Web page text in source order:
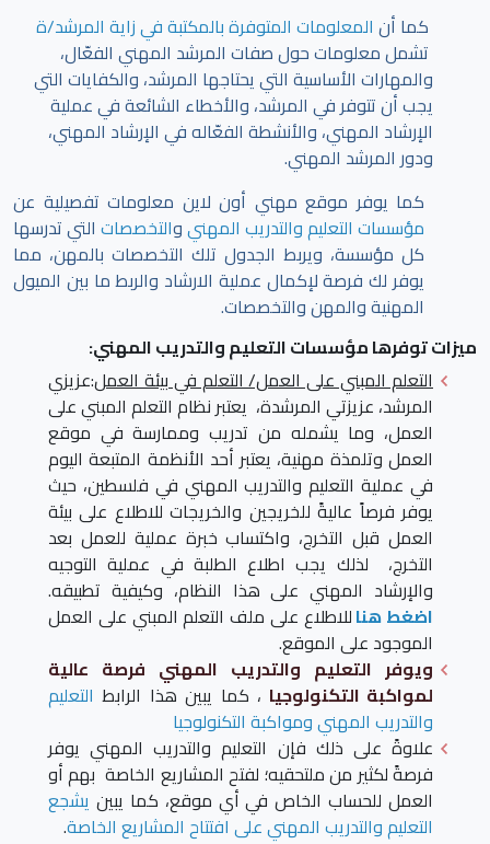
كما أن المعلومات المتوفرة بالمكتبة في زاية المرشد/ة
تشمل معلومات حول صفات المرشد المهني الفعّال،
والمهارات الأساسية التي يحتاجها المرشد، والكفايات التي
يجب أن تتوفر في المرشد، والأخطاء الشائعة في عملية
الإرشاد المهني، والأنشطة الفعّاله في الإرشاد المهني،
ودور المرشد المهني.
كما يوفر موقع مهني أون لاين معلومات تفصيلية عن
مؤسسات التعليم والتدريب المهنيوالتخصصات التي تدرسها
كل مؤسسة، ويربط الجدول تلك التخصصات بالمهن، مما
يوفر لك فرصة لإكمال عملية الارشاد والربط ما بين الميول
المهنية والمهن والتخصصات.
ميزات توفرها مؤسسات التعليم والتدريب المهني:
التعلم المبني على العمل/ التعلم في بيئة العمل:عزيزي
المرشد، عزيزتي المرشدة، يعتبر نظام التعلم المبني على
العمل، وما يشمله من تدريب وممارسة في موقع
العمل وتلمذة مهنية، يعتبر أحد الأنظمة المتبعة اليوم
في عملية التعليم والتدريب المهني في فلسطين، حيث
يوفر فرصاً عاليةً للخريجين والخريجات للاطلاع على بيئة
العمل قبل التخرج، واكتساب خبرة عملية للعمل بعد
التخرج، لذلك يجب اطلاع الطلبة في عملية التوجيه
والإرشاد المهني على هذا النظام، وكيفية تطبيقه.
اضغط هناللاطلاع على ملف التعلم المبني على العمل
الموجود على الموقع.
ويوفر التعليم والتدريب المهني فرصة عالية
لمواكبة التكنولوجيا ، كما يبين هذا الرابط التعليم
والتدريب المهني ومواكبة التكنولوجيا
علاوةً على ذلك فإن التعليم والتدريب المهني يوفر
فرصةً لكثير من ملتحقيه؛ لفتح المشاريع الخاصة بهم أو
العمل للحساب الخاص في أي موقع، كما يبين يشجع
التعليم والتدريب المهني على افتتاح المشاريع الخاصة.